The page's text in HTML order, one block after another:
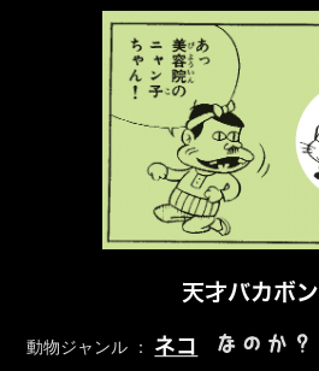
天才バカボン
動物ジャンル ： ネコ なのか？